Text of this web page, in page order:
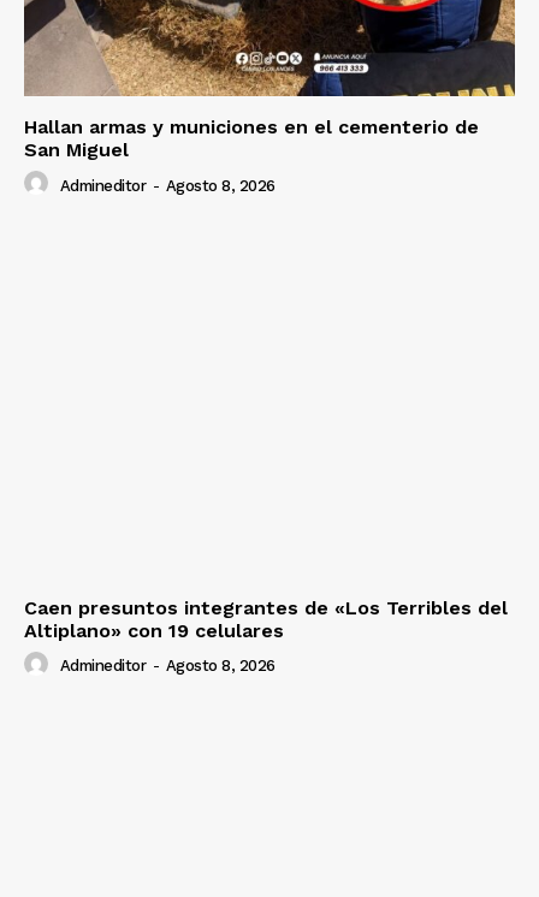
Hallan armas y municiones en el cementerio de
San Miguel
Admineditor - Agosto 8, 2026
Caen presuntos integrantes de «Los Terribles del
Altiplano» con 19 celulares
Admineditor - Agosto 8, 2026